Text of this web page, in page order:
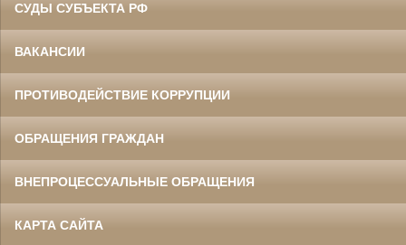
СУДЫ СУБЪЕКТА РФ
ВАКАНСИИ
ПРОТИВОДЕЙСТВИЕ КОРРУПЦИИ
ОБРАЩЕНИЯ ГРАЖДАН
ВНЕПРОЦЕССУАЛЬНЫЕ ОБРАЩЕНИЯ
КАРТА САЙТА